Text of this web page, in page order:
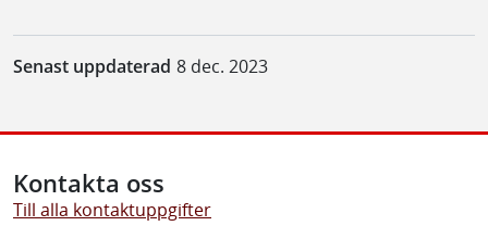
Senast uppdaterad 8 dec. 2023
Kontakta oss
Till alla kontaktuppgifter